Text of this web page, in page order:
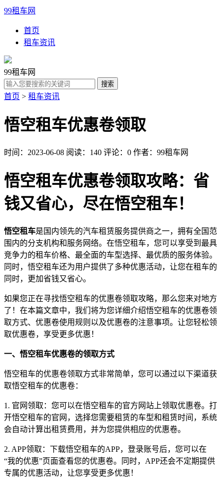
99租车网
首页
租车资讯
99租车网
首页 > 租车资讯
悟空租车优惠卷领取
时间：2023-06-08 阅读：140 评论：0 作者：99租车网
悟空租车优惠卷领取攻略：省
钱又省心，尽在悟空租车！
悟空租车是国内领先的汽车租赁服务提供商之一，拥有全国范
围内的分支机构和服务网络。在悟空租车，您可以享受到最具
竞争力的租车价格、最全面的车型选择、最优质的服务体验。
同时，悟空租车还为用户提供了多种优惠活动，让您在租车的
同时，更加省钱又省心。
如果您正在寻找悟空租车的优惠卷领取攻略，那么您来对地方
了！在本篇文章中，我们将为您详细介绍悟空租车的优惠卷领
取方式、优惠卷使用规则以及优惠卷的注意事项。让您轻松领
取优惠卷，享受更多优惠！
一、悟空租车优惠卷的领取方式
悟空租车的优惠卷领取方式非常简单，您可以通过以下渠道获
取悟空租车的优惠卷：
1. 官网领取：您可以在悟空租车的官方网站上领取优惠卷。打
开悟空租车的官网，选择您需要租赁的车型和租赁时间，系统
会自动计算出租赁费用，并为您提供相应的优惠卷。
2. APP领取：下载悟空租车的APP，登录账号后，您可以在
“我的优惠”页面查看您的优惠卷。同时，APP还会不定期提供
专属的优惠活动，让您享受更多优惠！